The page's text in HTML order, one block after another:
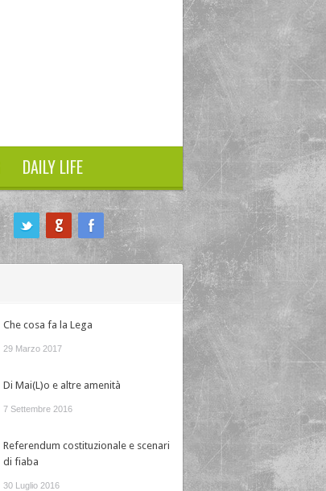
DAILY LIFE
Che cosa fa la Lega
29 Marzo 2017
Di Mai(L)o e altre amenità
7 Settembre 2016
Referendum costituzionale e scenari
di fiaba
30 Luglio 2016